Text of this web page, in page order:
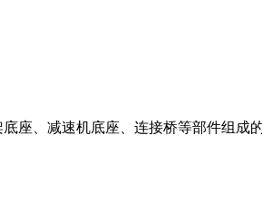
座、减速机底座、连接桥等部件组成